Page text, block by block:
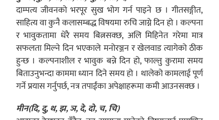
दाम्पत्य जीवनको भरपूर सुख भोग गर्न पाइने छ । गीतसङ्गीत,
साहित्य वा कुनै कलासम्बद्ध विषयमा रुचि जाग्ने दिन हो । कल्पना
र भावुकतामा धेरै समय बित्नसक्छ, अलि मिहिनेत गरेमा मात्र
सफलता मिल्ने दिन भएकाले मनोरञ्जन र खेलवाड त्यागेको ठीक
हुन्छ । कल्पनाशील र भावुक बन्ने दिन हो, फाल्तु कुरामा समय
बिताउनुभन्दा काममा ध्यान दिने समय हो । थालेको कामलाई पूर्ण
गर्ने प्रयास गर्नुपर्छ, नत्र तपाईंका अपेक्षाहरूमा कमी आउनसक्छ ।
मीन(दि, दु, थ, झ, ञ, दे, दो, च, चि)